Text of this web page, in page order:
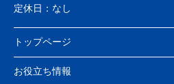
定休日： なし
トップページ
お役立ち情報